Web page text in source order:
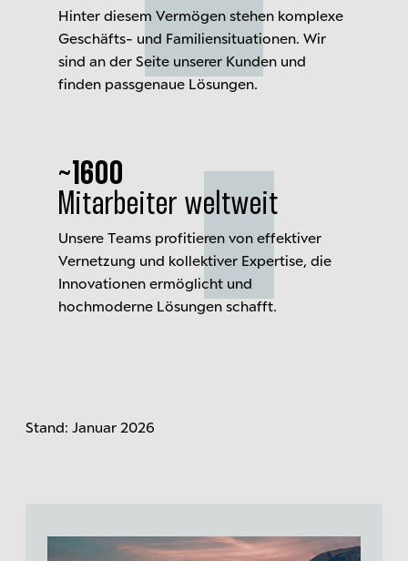
Hinter diesem Vermögen stehen komplexe
Geschäfts- und Familiensituationen. Wir
sind an der Seite unserer Kunden und
finden passgenaue Lösungen.
~1600
Mitarbeiter weltweit
Unsere Teams profitieren von effektiver
Vernetzung und kollektiver Expertise, die
Innovationen ermöglicht und
hochmoderne Lösungen schafft.
Stand: Januar 2026